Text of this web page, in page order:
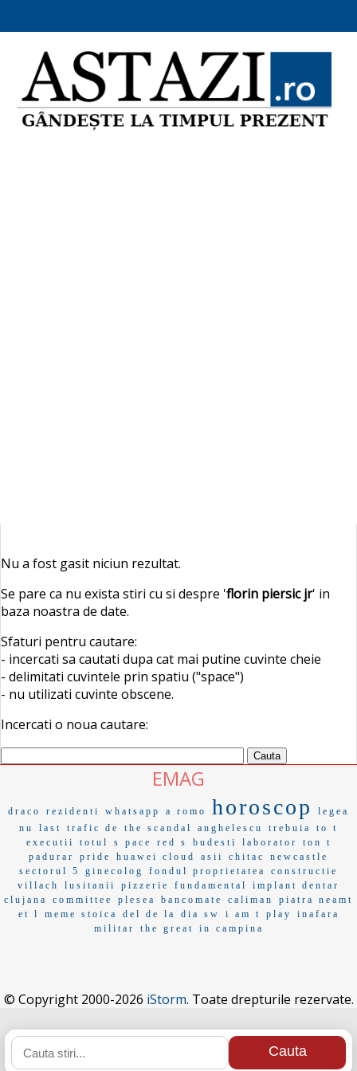
Nu a fost gasit niciun rezultat.
Se pare ca nu exista stiri cu si despre 'florin piersic jr' in
baza noastra de date.
Sfaturi pentru cautare:
- incercati sa cautati dupa cat mai putine cuvinte cheie
- delimitati cuvintele prin spatiu ("space")
- nu utilizati cuvinte obscene.
Incercati o noua cautare:
EMAG
draco rezidenti whatsapp a romo horoscop
legea
nu
last trafic de the scandal anghelescu trebuia
to t
executii
totul s pace red s budesti laborator
ton t
padurar
pride huawei cloud asii chitac
newcastle
sectorul 5
ginecolog fondul proprietatea
constructie
villach
lusitanii pizzerie fundamental
implant dentar
clujana
committee plesea bancomate caliman
piatra neamt
et l
meme stoica del de la dia sw i am t play
inafara
militar
the great in campina
© Copyright 2000-2026 iStorm. Toate drepturile rezervate.